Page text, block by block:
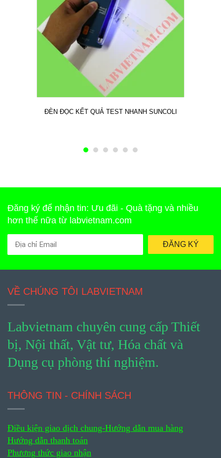
ĐÈN ĐỌC KẾT QUẢ TEST NHANH SUNCOLI
Đăng ký để nhận tin: Ưu đãi - Quà tặng và nhiều
hơn thế nữa từ labvietnam.com
ĐĂNG KÝ
VỀ CHÚNG TÔI LABVIETNAM
Labvietnam chuyên cung cấp Thiết
bị, Nội thất, Vật tư, Hóa chất và
Dụng cụ phòng thí nghiệm.
THÔNG TIN - CHÍNH SÁCH
Điều kiện giao dịch chung-Hướng dẫn mua hàng
Hướng dẫn thanh toán
Phương thức giao nhận